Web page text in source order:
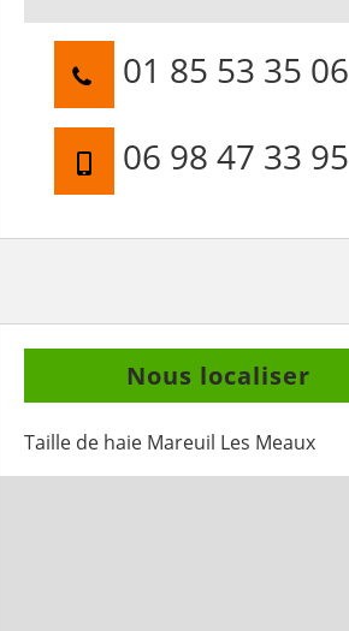
01 85 53 35 06
06 98 47 33 95
Nous localiser
Taille de haie Mareuil Les Meaux